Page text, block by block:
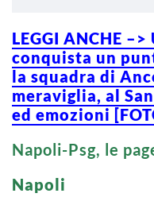
LEGGI ANCHE
conquista un
la squadra di
meraviglia, al
ed emozioni
Napoli-Psg, le
Napoli